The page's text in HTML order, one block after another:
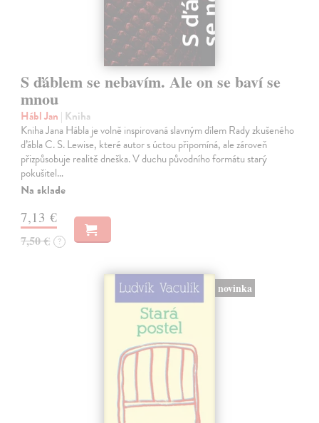
S ďáblem se nebavím. Ale on se baví se
mnou
Hábl Jan | Kniha
Kniha Jana Hábla je volně inspirovaná slavným dílem Rady zkušeného
ďábla C. S. Lewise, které autor s úctou připomíná, ale zároveň
přizpůsobuje realitě dneška. V duchu původního formátu starý
pokušitel…
Na sklade
7,13 €
7,50 € ?
novinka